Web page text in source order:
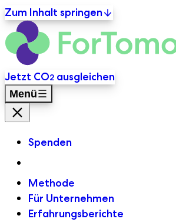
Zum Inhalt springen
Primäre Navigation
Jetzt CO2 ausgleichen
Menü
Menü Schließen
Spenden
Methode
Für Unternehmen
Erfahrungsberichte